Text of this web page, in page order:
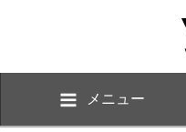
メニュー